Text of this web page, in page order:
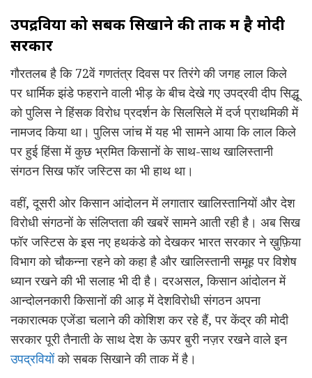
उपद्रवियों को सबक सिखाने की ताक में है मोदी
सरकार
गौरतलब है कि 72वें गणतंत्र दिवस पर तिरंगे की जगह लाल किले
पर धार्मिक झंडे फहराने वाली भीड़ के बीच देखे गए उपद्रवी दीप सिद्धू
को पुलिस ने हिंसक विरोध प्रदर्शन के सिलसिले में दर्ज प्राथमिकी में
नामजद किया था। पुलिस जांच में यह भी सामने आया कि लाल किले
पर हुई हिंसा में कुछ भ्रमित किसानों के साथ-साथ खालिस्तानी
संगठन सिख फॉर जस्टिस का भी हाथ था।
वहीं, दूसरी ओर किसान आंदोलन में लगातार खालिस्तानियों और देश
विरोधी संगठनों के संलिप्तता की खबरें सामने आती रही है। अब सिख
फॉर जस्टिस के इस नए हथकंडे को देखकर भारत सरकार ने ख़ुफ़िया
विभाग को चौकन्ना रहने को कहा है और खालिस्तानी समूह पर विशेष
ध्यान रखने की भी सलाह भी दी है। दरअसल, किसान आंदोलन में
आन्दोलनकारी किसानों की आड़ में देशविरोधी संगठन अपना
नकारात्मक एजेंडा चलाने की कोशिश कर रहे हैं, पर केंद्र की मोदी
सरकार पूरी तैनाती के साथ देश के ऊपर बुरी नज़र रखने वाले इन
उपद्रवियोंको सबक सिखाने की ताक में है।